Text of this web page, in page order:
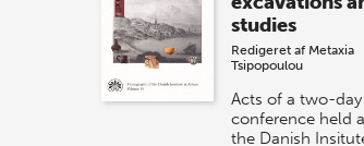
studies
Redigeret af Metaxia
Tsipopoulou
Acts of a two-day
conference held
the Danish